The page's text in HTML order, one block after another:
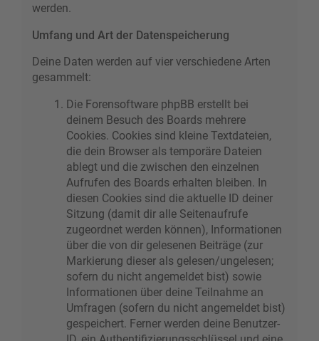
werden.
Umfang und Art der Datenspeicherung
Deine Daten werden auf vier verschiedene Arten
gesammelt:
Die Forensoftware phpBB erstellt bei
deinem Besuch des Boards mehrere
Cookies. Cookies sind kleine Textdateien,
die dein Browser als temporäre Dateien
ablegt und die zwischen den einzelnen
Aufrufen des Boards erhalten bleiben. In
diesen Cookies sind die aktuelle ID deiner
Sitzung (damit dir alle Seitenaufrufe
zugeordnet werden können), Informationen
über die von dir gelesenen Beiträge (zur
Markierung dieser als gelesen/ungelesen;
sofern du nicht angemeldet bist) sowie
Informationen über deine Teilnahme an
Umfragen (sofern du nicht angemeldet bist)
gespeichert. Ferner werden deine Benutzer-